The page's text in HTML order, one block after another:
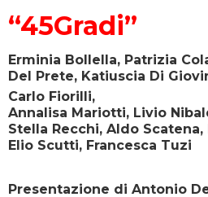
“45Gradi”
Erminia Bollella, Patrizia
Del Prete, Katiuscia Di
Carlo Fiorilli,
Annalisa Mariotti, Livio
Stella Recchi, Aldo
Elio Scutti, Francesca Tuzi
Presentazione di Antonio